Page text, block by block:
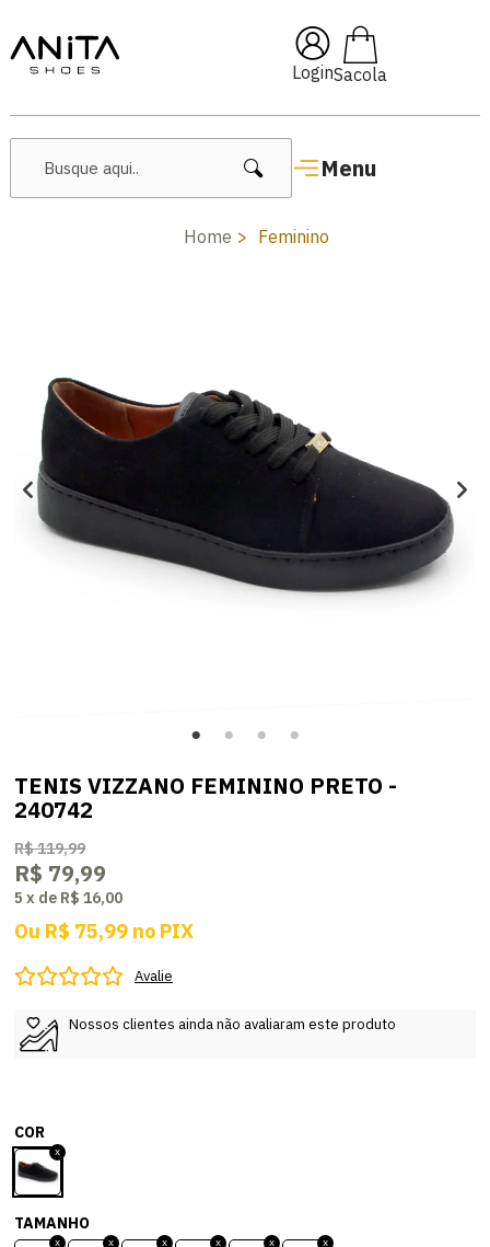
Login
Menu
🔥 Lançamentos Femininos
Home Feminino
TENIS VIZZANO FEMININO PRETO -
240742
R$ 119,99
R$ 79,99
5 x de R$ 16,00
Ou R$ 75,99 no PIX
Avalie
Nossos clientes ainda não avaliaram este produto
COR
TAMANHO